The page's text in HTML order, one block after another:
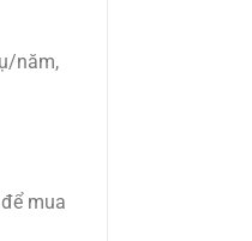
năm,
mua